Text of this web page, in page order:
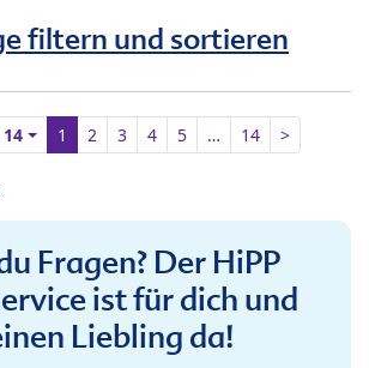
filtern und sortieren
14 1 2 3 4 5 … 14 >
Fragen? Der HiPP
ist für dich und
Liebling da!